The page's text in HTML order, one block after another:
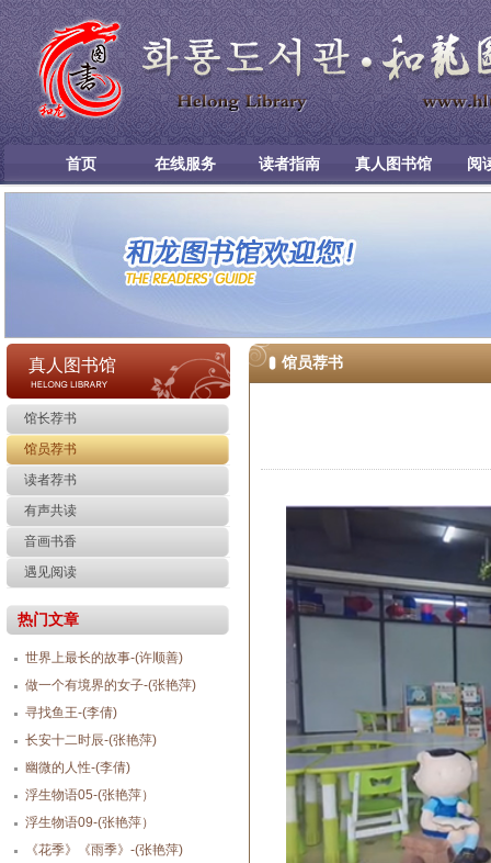
首页 在线服务 读者指南 真人图书馆 阅
真人图书馆
馆长荐书
馆员荐书
读者荐书
有声共读
音画书香
遇见阅读
热门文章
世界上最长的故事-(许顺善)
做一个有境界的女子-(张艳萍)
寻找鱼王-(李倩)
长安十二时辰-(张艳萍)
幽微的人性-(李倩)
浮生物语05-(张艳萍）
浮生物语09-(张艳萍）
《花季》《雨季》-(张艳萍)
馆员荐书